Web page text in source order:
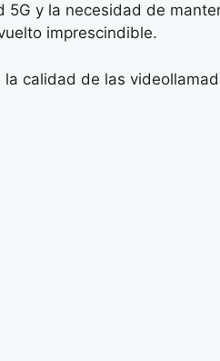
y la necesidad de
imprescindible.
calidad de las